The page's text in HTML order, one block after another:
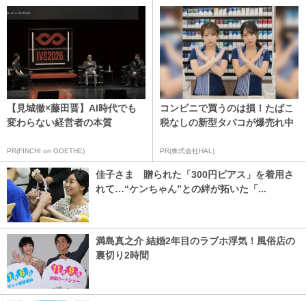
【見城徹×藤田晋】AI時代でも
変わらない経営者の本質
PR(FINCHI on GOETHE)
コンビニで買うのは損！たばこ
税なしの新型タバコが爆売れ中
PR(株式会社HAL)
佳子さま 贈られた「300円ピアス」を着用さ
れて…“ケンちゃん”との絆が拓いた「...
満島真之介 結婚2年目のラブホ浮気！風俗店の
裏切り2時間